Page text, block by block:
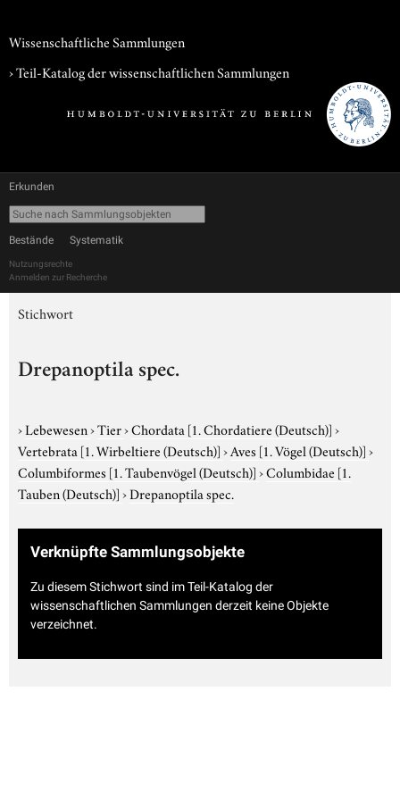
Wissenschaftliche Sammlungen
› Teil-Katalog der wissenschaftlichen Sammlungen
Erkunden
Bestände Systematik
Nutzungsrechte
Anmelden zur Recherche
Stichwort
Drepanoptila spec.
›Lebewesen›Tier›Chordata [1. Chordatiere (Deutsch)]›
Vertebrata [1. Wirbeltiere (Deutsch)]›Aves [1. Vögel (Deutsch)]›
Columbiformes [1. Taubenvögel (Deutsch)]›Columbidae [1.
Tauben (Deutsch)]›Drepanoptila spec.
Verknüpfte Sammlungsobjekte
Zu diesem Stichwort sind im Teil-Katalog der
wissenschaftlichen Sammlungen derzeit keine Objekte
verzeichnet.